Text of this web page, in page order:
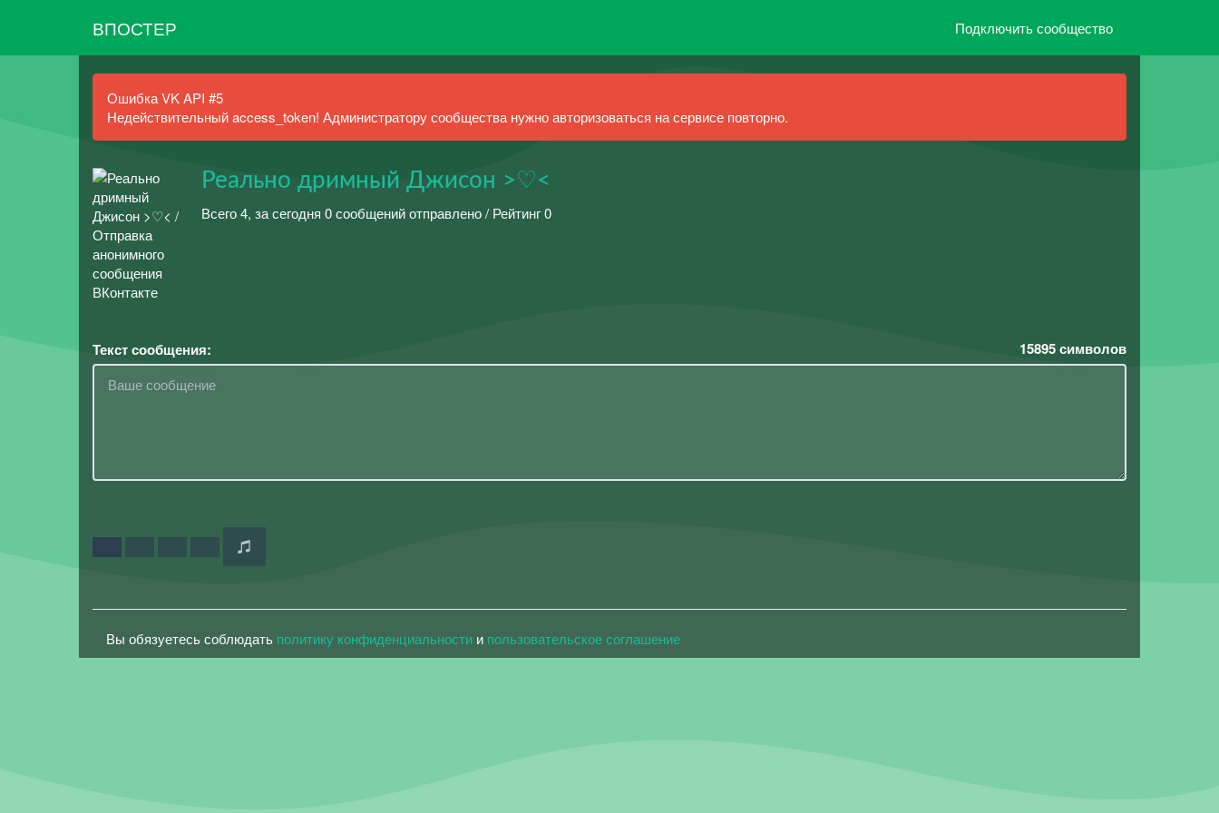
ВПОСТЕР Подключить сообщество
Ошибка VK API #5
Недействительный access_token! Администратору сообщества нужно авторизоваться на сервисе повторно.
Реально дримный Джисон >♡<
Всего 4, за сегодня 0 сообщений отправлено / Рейтинг 0
Текст сообщения: 15895символов
Вы обязуетесь соблюдать политику конфиденциальности и пользовательское соглашение